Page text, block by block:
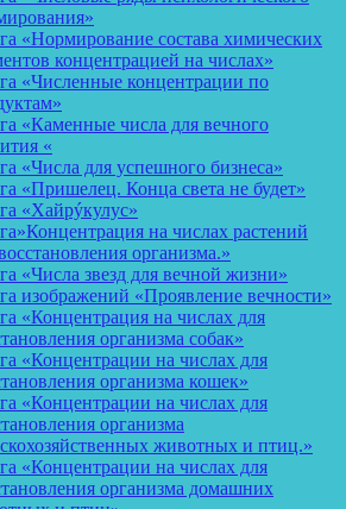
«Нормирование состава химических
концентрацией на числах»
«Численные концентрации по
«Каменные числа для вечного
«
«Числа для успешного бизнеса»
«Пришелец. Конца света не будет»
«Хайрýкулус»
на числах растений
организма.»
«Числа звезд для вечной жизни»
изображений «Проявление вечности»
«Концентрация на числах для
организма собак»
«Концентрации на числах для
организма кошек»
«Концентрации на числах для
организма
животных и птиц.»
«Концентрации на числах для
организма домашних